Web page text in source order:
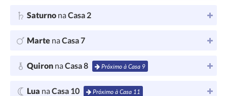
Saturno naCasa 2
Marte naCasa 7
Quiron naCasa 8 Próximo à Casa 9
Lua naCasa 10 Próximo à Casa 11